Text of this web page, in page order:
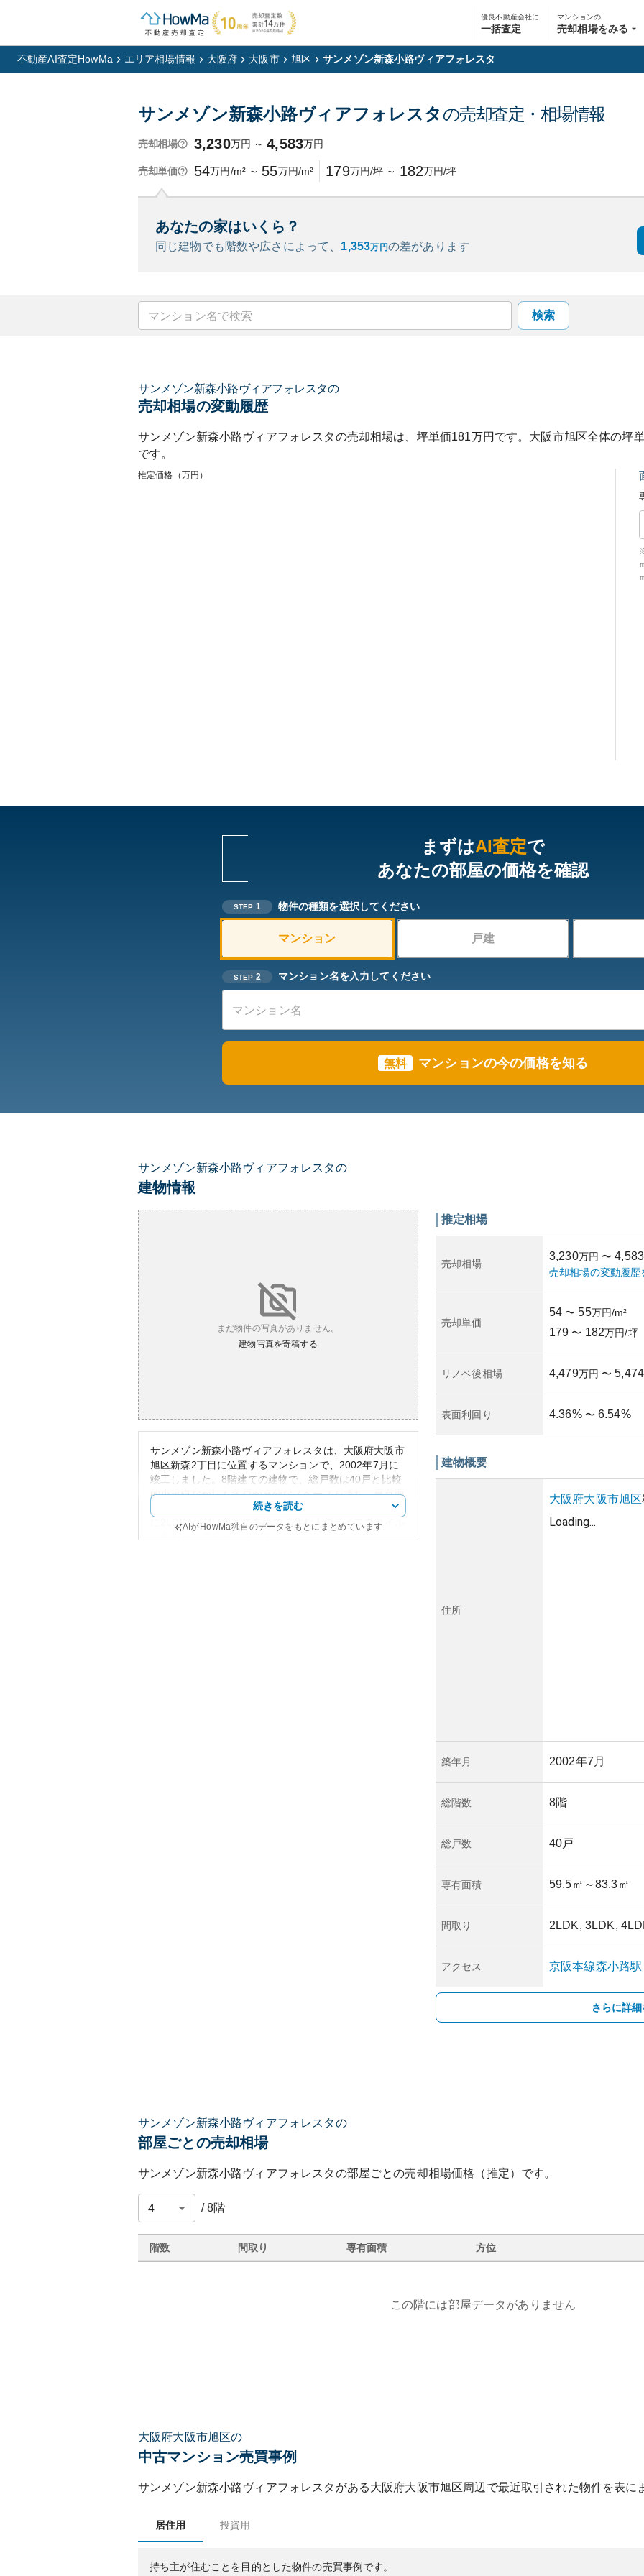
優良不動産会社に
一括査定
マンションの
売却相場をみる
不動産AI査定HowMa エリア相場情報 大阪府 大阪市 旭区 サンメゾン新森小路ヴィアフォレスタ
サンメゾン新森小路ヴィアフォレスタ の売却査定・相場情報
売却相場 3,230万円 ～ 4,583万円
売却単価 54万円/m² ～ 55万円/m² 179万円/坪 ～ 182万円/坪
あなたの家はいくら？
同じ建物でも階数や広さによって、 1,353万円の差があります
検索
サンメゾン新森小路ヴィアフォレスタの
売却相場の変動履歴
サンメゾン新森小路ヴィアフォレスタの売却相場は、坪単価181万円です。 大阪市旭区全体の坪
です。
推定価格（万円）
まずはAI査定で
あなたの部屋の価格を確認
STEP 1 物件の種類を選択してください
マンション 戸建
STEP 2 マンション名を入力してください
無料 マンションの今の価格を知る
サンメゾン新森小路ヴィアフォレスタの
建物情報
まだ物件の写真がありません。
建物写真を寄稿する
サンメゾン新森小路ヴィアフォレスタは、大阪府大阪市
旭区新森2丁目に位置するマンションで、2002年7月に
竣工しました。8階建ての建物で、総戸数は40戸と比較
的小規模ながらも各戸が充分なスペースを持ち、専有面
積は59.50㎡から83.30㎡と多彩です。間取りは分譲時
に2LDKから4LDKまで多様で、住む人のライフスタイル
続きを読む
AIがHowMa独自のデータをもとにまとめています
推定相場
売却相場
3,230万円 〜 4,583
売却相場の変動履歴
売却単価
54 〜 55万円/m²
179 〜 182万円/坪
リノベ後相場 4,479万円 〜 5,474
表面利回り 4.36% 〜 6.54%
建物概要
住所
大阪府大阪市旭区
Loading...
築年月 2002年7月
総階数 8階
総戸数 40戸
専有面積 59.5㎡ ～83.3㎡
間取り 2LDK, 3LDK,
アクセス 京阪本線森小路駅
さらに詳
サンメゾン新森小路ヴィアフォレスタの
部屋ごとの売却相場
サンメゾン新森小路ヴィアフォレスタの部屋ごとの売却相場価格（推定）です。
/8階
階数 間取り 専有面積 方位
この階には部屋データがありません
大阪府大阪市旭区の
中古マンション売買事例
サンメゾン新森小路ヴィアフォレスタ がある大阪府大阪市旭区周辺で最近取引された物件を表に
居住用 投資用
持ち主が住むことを目的とした物件の売買事例です。